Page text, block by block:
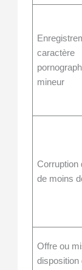
caractère
mineur
Corruption
de moins
Offre ou
disposition